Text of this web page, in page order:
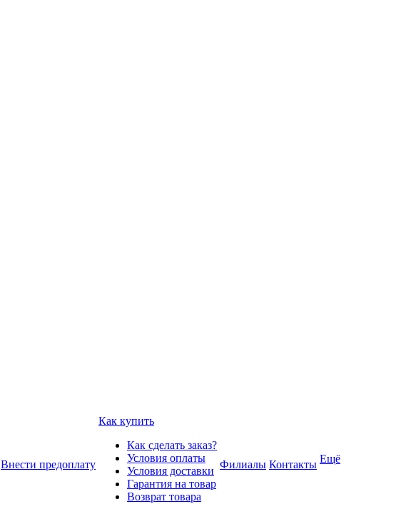
Внести предоплату
Как купить
Как сделать заказ?
Условия оплаты
Условия доставки
Гарантия на товар
Возврат товара
Филиалы Контакты Ещё